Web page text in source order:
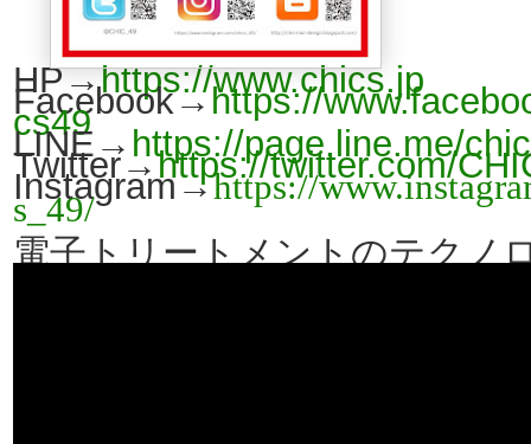
HP→https://www.chics.jp
Facebook→https://
cs49
LINE→ https://page.line.me/
Twitter→https://twitter.com/
Instagram→https://
s_49/
電子トリートメントのテクノ